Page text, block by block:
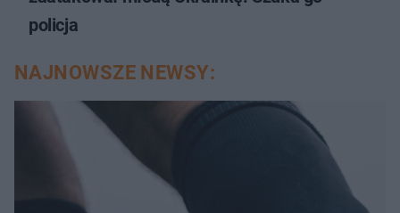
policja
NAJNOWSZE NEWSY: